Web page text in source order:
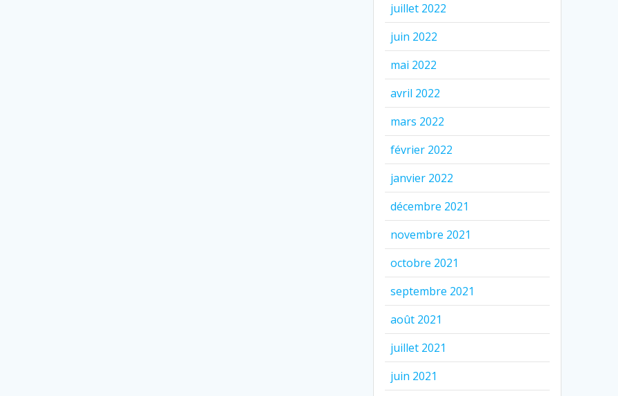
juillet 2022
juin 2022
mai 2022
avril 2022
mars 2022
février 2022
janvier 2022
décembre 2021
novembre 2021
octobre 2021
septembre 2021
août 2021
juillet 2021
juin 2021